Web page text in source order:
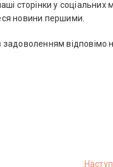
сторінки у
новини першими.
відповімо